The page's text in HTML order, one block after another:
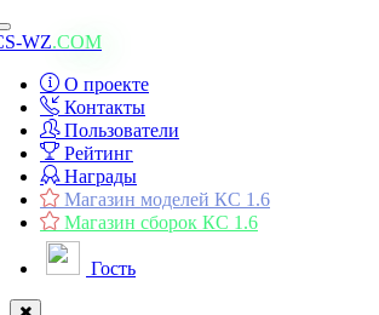
Toggle
navigation
WZ.COM
О проекте
Контакты
Пользователи
Рейтинг
Награды
Магазин моделей КС 1.6
Магазин сборок КС 1.6
Гость